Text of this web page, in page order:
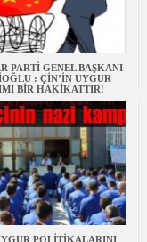
PARTİ GENEL BAŞKANI
: ÇİN’İN UYGUR
BİR HAKİKATTIR!
POLİTİKALARINI